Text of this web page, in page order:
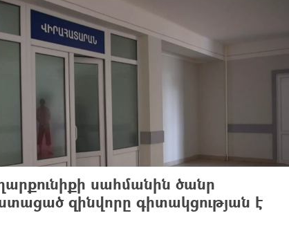
սահմանին ծանր
զինվորը գիտակցության է